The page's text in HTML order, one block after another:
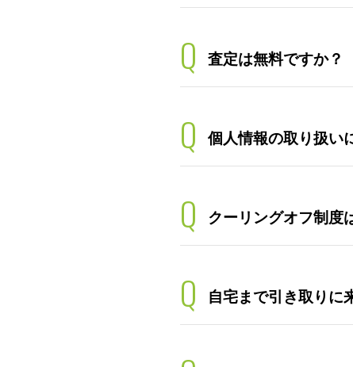
Q 査定は無料ですか？
Q 個人情報の取り扱い
Q クーリングオフ制度
Q 自宅まで引き取りに